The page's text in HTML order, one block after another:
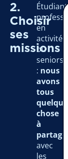
2.
Choisir
ses
missions
en
activité
ou
seniors
: nous
avons
tous
quelque
chose
à
partager
avec
les